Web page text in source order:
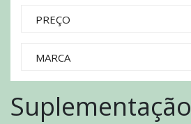
PREÇO
MARCA
Suplementação